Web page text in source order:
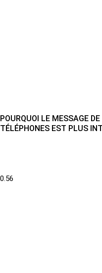
POURQUOI LE MESSAGE
TÉLÉPHONES EST PLUS